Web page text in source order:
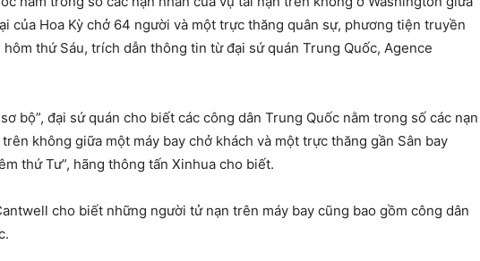
của Hoa Kỳ chở 64 người và một trực thăng quân sự, phương tiện truyền
thứ Sáu, trích dẫn thông tin từ đại sứ quán Trung Quốc, Agence
bộ”, đại sứ quán cho biết các công dân Trung Quốc nằm trong số các nạn
không giữa một máy bay chở khách và một trực thăng gần Sân bay
thứ Tư”, hãng thông tấn Xinhua cho biết.
cho biết những người tử nạn trên máy bay cũng bao gồm công dân